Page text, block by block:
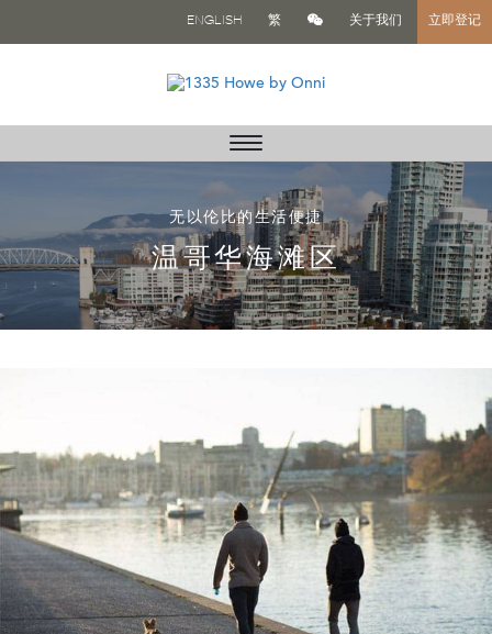
ENGLISH 繁 关于我们 立即登记
Toggle
navigation
无以伦比的生活便捷
温哥华海滩区